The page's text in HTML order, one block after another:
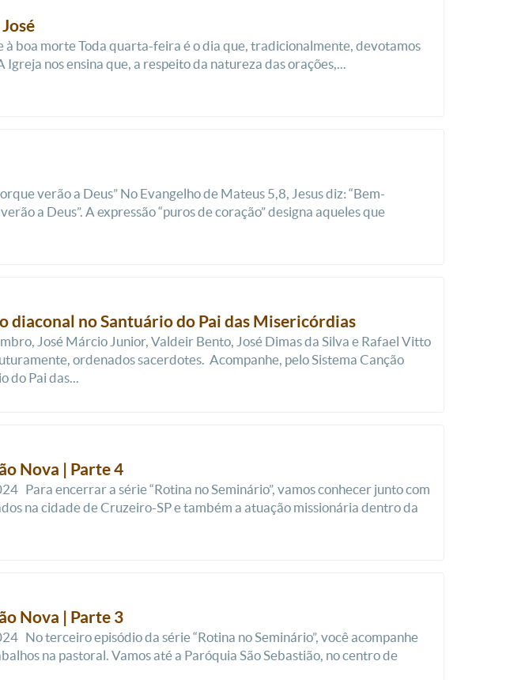
à boa morte Toda quarta-feira é o dia que, tradicionalmente, devotamos
Igreja nos ensina que, a respeito da natureza das orações,...
verão a Deus” No Evangelho de Mateus 5,8, Jesus diz: “Bem-
a Deus”. A expressão “puros de coração” designa aqueles que
diaconal no Santuário do Pai das Misericórdias
José Márcio Junior, Valdeir Bento, José Dimas da Silva e Rafael Vitto
ordenados sacerdotes. Acompanhe, pelo Sistema Canção
do Pai das...
Nova | Parte 4
Para encerrar a série “Rotina no Seminário”, vamos conhecer junto com
na cidade de Cruzeiro-SP e também a atuação missionária dentro da
Nova | Parte 3
No terceiro episódio da série “Rotina no Seminário”, você acompanhe
na pastoral. Vamos até a Paróquia São Sebastião, no centro de